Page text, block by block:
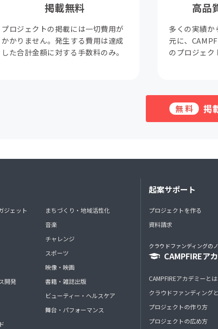
掲載無料
プロジェクトの掲載には一切費用が
かかりません。発生する費用は達成
した合計金額に対する手数料のみ。
高品
多くの実績か
元に、
のプロジェク
無料 掲
ジェット
開発
まちづくり・地域活性化
音楽
チャレンジ
スポーツ
映像・映画
書籍・雑誌出版
ビューティー・ヘルスケア
舞台・パフォーマンス
起案サポート
プロジェクトを作る
資料請求
クラウドファンディングの
CAMPFIREア
CAMPFIREアカデミーとは
クラウドファンディング
プロジェクトの作り方
プロジェクトの広め方